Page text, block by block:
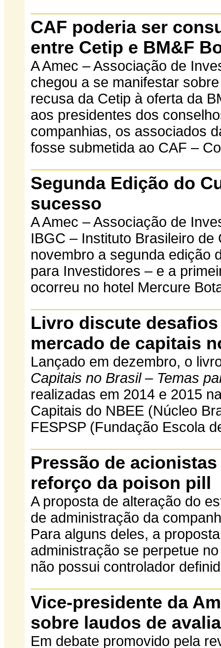
CAF poderia ser
entre Cetip e BM&F
A Amec – Associação de
chegou a se manifestar
recusa da Cetip à oferta da
aos presidentes dos
companhias, os associados
fosse submetida ao CAF –
Segunda Edição do
sucesso
A Amec – Associação de
IBGC – Instituto Brasileiro
novembro a segunda edição
para Investidores – e a
ocorreu no hotel Mercure
Livro discute
mercado de capitais
Lançado em dezembro, o
Capitais no Brasil – Temas
realizadas em 2014 e 2015
Capitais do NBEE (Núcleo
FESPSP (Fundação Escola
Pressão de
reforço da poison pill
A proposta de alteração do
de administração da
Para alguns deles, a
administração se perpetue
não possui controlador
Vice-presidente da
sobre laudos de
Em debate promovido pela